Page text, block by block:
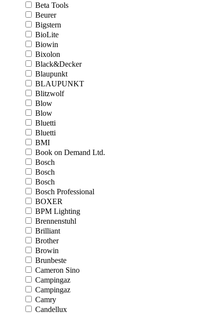
Beta Tools
Beurer
Bigstern
BioLite
Biowin
Bixolon
Black&Decker
Blaupunkt
BLAUPUNKT
Blitzwolf
Blow
Blow
Bluetti
Bluetti
BMI
Book on Demand Ltd.
Bosch
Bosch
Bosch
Bosch Professional
BOXER
BPM Lighting
Brennenstuhl
Brilliant
Brother
Browin
Brunbeste
Cameron Sino
Campingaz
Campingaz
Camry
Candellux